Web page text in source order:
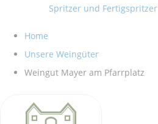
Spritzer und Fertigspritzer
Home
Unsere Weingüter
Weingut Mayer am Pfarrplatz